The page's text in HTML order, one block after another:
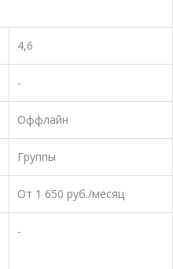
4,6
-
Оффлайн
Группы
От 1 650 руб./месяц
-